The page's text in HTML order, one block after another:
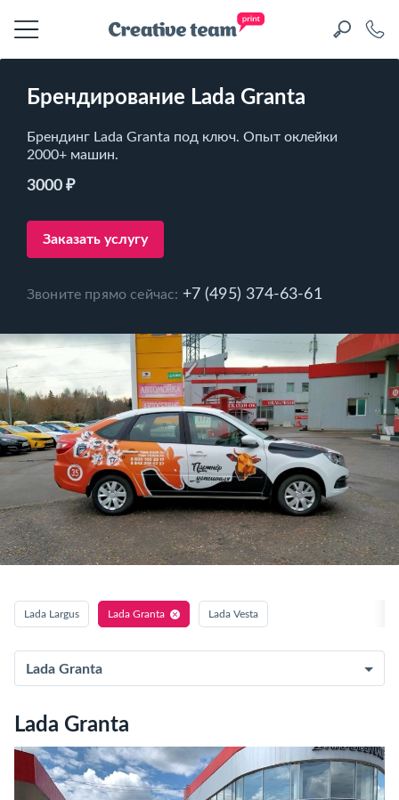
Брендирование Lada Granta
Брендинг Lada Granta под ключ. Опыт оклейки
2000+ машин.
3000 ₽
Заказать услугу
Звоните прямо сейчас: +7 (495) 374-63-61
Lada Largus Lada Granta Lada Vesta
Lada Granta
Lada Granta